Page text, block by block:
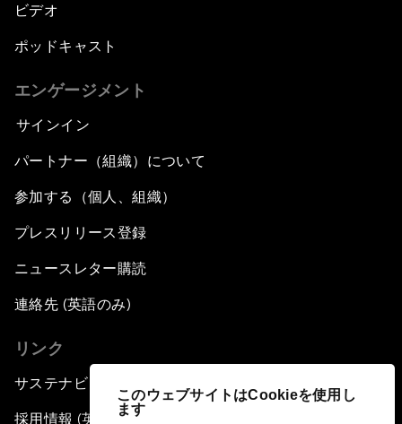
このウェブサイトはCookieを使用し
ます
ビデオ
ポッドキャスト
エンゲージメント
サインイン
パートナー（組織）について
参加する（個人、組織）
プレスリリース登録
ニュースレター購読
連絡先 (英語のみ)
リンク
サステナビリティへの取り組み
採用情報 (英語のみ)